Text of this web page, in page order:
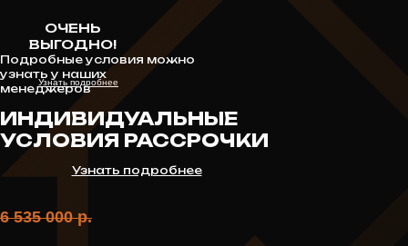
Узнать подробнее
6 535 000 р.
ОЧЕНЬ
ВЫГОДНО!
Подробные условия можно
узнать у наших
менеджеров
ИНДИВИДУАЛЬНЫЕ
УСЛОВИЯ РАССРОЧКИ
Узнать подробнее
ПОПУЛЯРНЫЕ
ПРОЕКТЫ ДОМОВ
ПРОЕКТОВ С ПОДРОБНОЙ
ИНФОРМАЦИЕЙ